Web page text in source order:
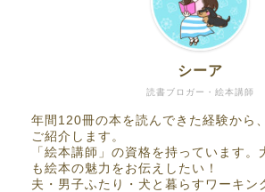
読書ブロガー・絵本講師
シーア
年間120冊の本を読んできた経験から
ご紹介します。
「絵本講師」の資格を持っています。
も絵本の魅力をお伝えしたい！
夫・男子ふたり・犬と暮らすワーキン